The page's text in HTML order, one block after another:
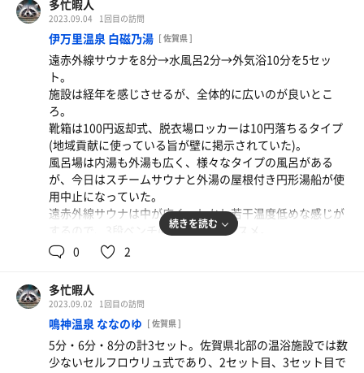
スリランカカレーW
かの米津玄師も古部駅でのCM撮影時に味わったという
カレー。汗も涙も出るほどスパイシー。
スされており、ととのいの度に一杯。おいしかった。
風呂の泉質は淵に湯の花が付いてる程度にはよかった(そ
れ故に少し臭いが、温泉とはそういったものでいい、と思
う)。
脱衣場より手前の待合スペースにはハンモックがおかれて
おり、そこで着衣後に整えるのも良い。
レストランは14時までなので、半ドン後に長時間入浴した
今回は逃してしまった。次回は黒い方のほうじ茶サウナを
楽しみ、アジフライにも舌鼓を打ちたいところ。
日帰り入浴時間が11~15時に限られるので、平日の仕事後
に楽しむ・・・というのが出来ないのが個人的に少し惜し
いが、アウトドアレジャー施設のサウナなら、レジャー客
を仕事帰りのくたびれたｵｯｻﾝの群れと風呂場で鉢合わせさ
せるのはさすがに難ありだろうので、週末の楽しみの一つ
多忙暇人
2023.09.04 1回目の訪問
伊万里温泉 白磁乃湯 [ 佐賀県 ]
遠赤外線サウナを8分→水風呂2分→外気浴10分を5セッ
ト。
施設は経年を感じさせるが、全体的に広いのが良いとこ
ろ。
靴箱は100円返却式、脱衣場ロッカーは10円落ちるタイプ
(地域貢献に使っている旨が壁に掲示されていた)。
風呂場は内湯も外湯も広く、様々なタイプの風呂がある
が、今日はスチームサウナと外湯の屋根付き円形湯船が使
用中止になっていた。
遠赤外線サウナは中が広く、しかし若干温度低めな感じが
するので、3段ベンチの最上段がオススメ。
水風呂は温度計はないが、体感20℃弱？スペースは広く、
成人男性4人が同時に足を伸ばして入れるぐらい。
露天スペースには二人座りの木ベンチが2つ、人一人が手
足を伸ばして寝っ転がれるサイズの木ベンチが4つ、石テ
ーブルを囲うように石腰掛けが4つあり、今回は平日ゆえ
に空いていたので、連続で寝っ転がり整いを味わえた。
サウナ→水風呂→ととのい場のラインが全て露天で完結し
ており、交代浴に集中できるのが素晴らしい。
続きを読む
0 2
多忙暇人
2023.09.02 1回目の訪問
鳴神温泉 ななのゆ [ 佐賀県 ]
5分・6分・8分の計3セット。佐賀県北部の温浴施設では数
少ないセルフロウリュ式であり、2セット目、3セット目で